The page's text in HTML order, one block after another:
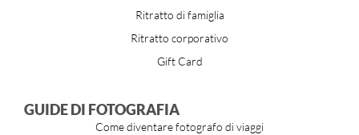
Ritratto di famiglia
Ritratto corporativo
Gift Card
GUIDE DI FOTOGRAFIA
Come diventare fotografo di viaggi